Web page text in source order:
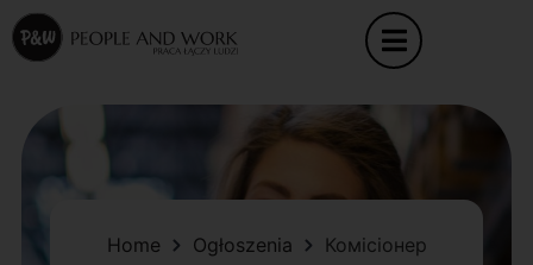
Home Ogłoszenia
Комісіонер